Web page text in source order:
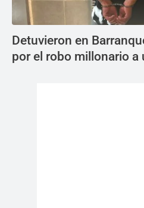
Detuvieron en
por el robo millonario a